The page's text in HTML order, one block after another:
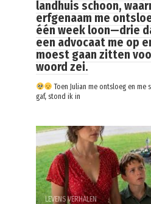
landhuis schoon,
erfgenaam me
één week loon—drie
een advocaat me op
moest gaan zitten
woord zei.
Toen Julian me ontsloeg en
gaf, stond ik in
LEVENS VERHALEN